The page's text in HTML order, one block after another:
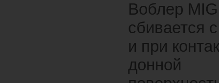
Воблер
сбивается
и при
донной